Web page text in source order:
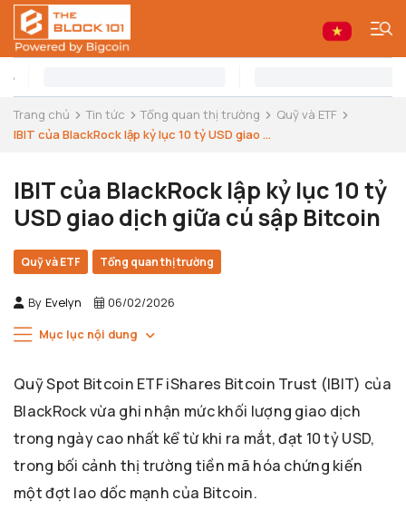
Trang chủ Tin tức Tổng quan thị trường
Quỹ và ETF
IBIT của BlackRock lập kỷ lục 10 tỷ USD giao ...
IBIT của BlackRock lập kỷ lục 10 tỷ
USD giao dịch giữa cú sập Bitcoin
Quỹ và ETF Tổng quan thị trường
By Evelyn 06/02/2026
Mục lục nội dung
Quỹ Spot Bitcoin ETF iShares Bitcoin Trust (IBIT) của
BlackRock vừa ghi nhận mức khối lượng giao dịch
trong ngày cao nhất kể từ khi ra mắt, đạt 10 tỷ USD,
trong bối cảnh thị trường tiền mã hóa chứng kiến
một đợt lao dốc mạnh của Bitcoin.